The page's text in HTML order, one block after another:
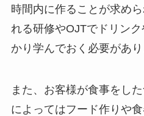
時間内に作ることが求め
れる研修やOJTでドリン
かり学んでおく必要があ
また、お客様が食事をし
によってはフード作りや